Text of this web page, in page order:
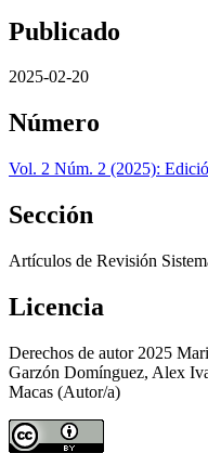
Publicado
2025-02-20
Número
Vol. 2 Núm. 2 (2025):
Sección
Artículos de Revisión
Licencia
Derechos de autor 2025
Garzón Domínguez, Alex
Macas (Autor/a)